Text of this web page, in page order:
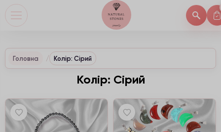
Головна Колір: Сірий
Колір: Сірий